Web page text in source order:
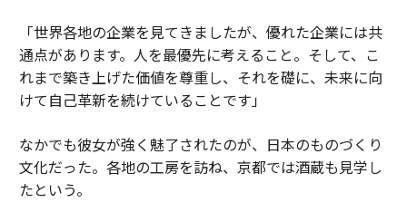
「世界各地の企業を見てきましたが、優れた企業には共
通点があります。人を最優先に考えること。そして、こ
れまで築き上げた価値を尊重し、それを礎に、未来に向
けて自己革新を続けていることです」
なかでも彼女が強く魅了されたのが、日本のものづくり
文化だった。各地の工房を訪ね、京都では酒蔵も見学し
たという。